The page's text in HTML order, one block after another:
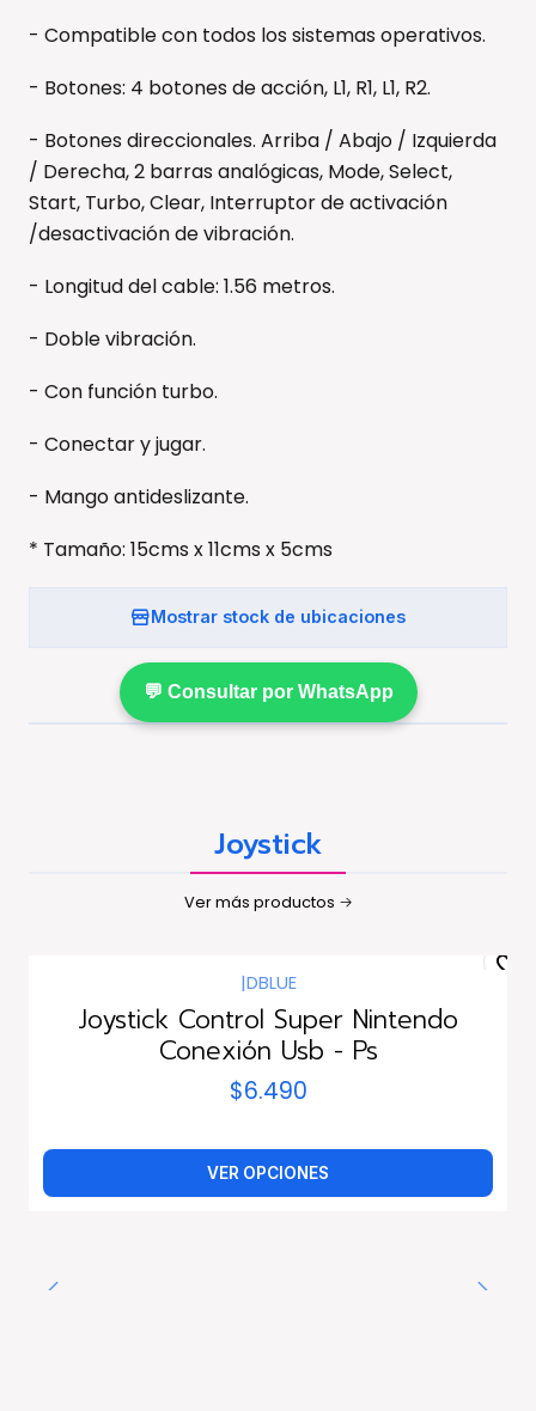
- Compatible con todos los sistemas operativos.
- Botones: 4 botones de acción, L1, R1, L1, R2.
- Botones direccionales. Arriba / Abajo / Izquierda
/ Derecha, 2 barras analógicas, Mode, Select,
Start, Turbo, Clear, Interruptor de activación
/desactivación de vibración.
- Longitud del cable: 1.56 metros.
- Doble vibración.
- Con función turbo.
- Conectar y jugar.
- Mango antideslizante.
* Tamaño: 15cms x 11cms x 5cms
Mostrar stock de ubicaciones
💬 Consultar por WhatsApp
Joystick
Ver más productos
|DBLUE
Joystick Control Super Nintendo
Conexión Usb - Ps
$6.490
VER OPCIONES